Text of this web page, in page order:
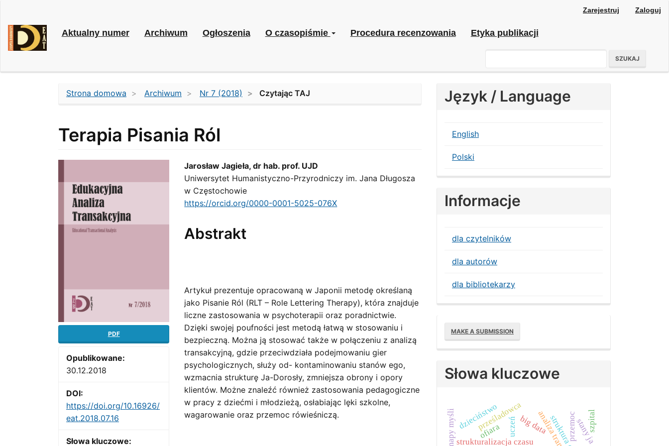
Main
Content
Sidebar
Zarejestruj Zaloguj
Aktualny numer Archiwum Ogłoszenia O czasopiśmie Procedura recenzowania Etyka publikacji
SZUKAJ
Strona domowa Archiwum Nr 7 (2018) Czytając TAJ
Terapia Pisania Ról
Sidebar
PDF
Opublikowane:
30.12.2018
DOI:
https://doi.org/10.16926/
eat.2018.07.16
Słowa kluczowe:
Main
Article
Content
Jarosław Jagieła, dr hab. prof. UJD
Uniwersytet Humanistyczno-Przyrodniczy im. Jana Długosza
w Częstochowie
https://orcid.org/0000-0001-5025-076X
Abstrakt
Artykuł prezentuje opracowaną w Japonii metodę określaną
jako Pisanie Ról (RLT – Role Lettering Therapy), która znajduje
liczne zastosowania w psychoterapii oraz poradnictwie.
Dzięki swojej poufności jest metodą łatwą w stosowaniu i
bezpieczną. Można ją stosować także w połączeniu z analizą
transakcyjną, gdzie przeciwdziała podejmowaniu gier
psychologicznych, służy od- kontaminowaniu stanów ego,
wzmacnia strukturę Ja-Dorosły, zmniejsza obrony i opory
klientów. Możne znaleźć również zastosowania pedagogiczne
w pracy z dziećmi i młodzieżą, osłabiając lęki szkolne,
wagarowanie oraz przemoc rówieśniczą.
Język / Language
English
Polski
Informacje
dla czytelników
dla autorów
dla bibliotekarzy
Make
a
Submission
MAKE A SUBMISSION
Słowa kluczowe
strukturalizacja czasu
big data
uczeń
ofiara
prześladowca przemocstany ja
dzieciństwo
mapy myśli szpital